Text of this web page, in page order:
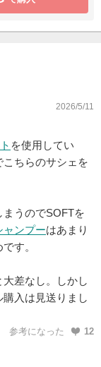
2026/5/11
を使用してい
ちらのサシェを
うのでSOFTを
ャンプーはあまり
す。
差なし。しかし
入は見送りまし
参考になった 12